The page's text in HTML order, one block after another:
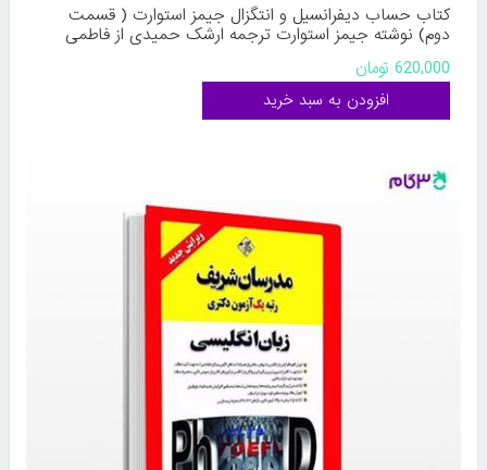
کتاب حساب دیفرانسیل و انتگزال جیمز استوارت ( قسمت
دوم) نوشته جیمز استوارت ترجمه ارشک حمیدی از فاطمی
620,000 تومان